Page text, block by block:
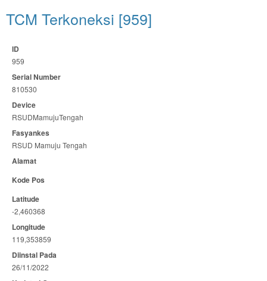
TCM Terkoneksi [959]
ID
959
Serial Number
810530
Device
RSUDMamujuTengah
Fasyankes
RSUD Mamuju Tengah
Alamat
Kode Pos
Latitude
-2,460368
Longitude
119,353859
Diinstal Pada
26/11/2022